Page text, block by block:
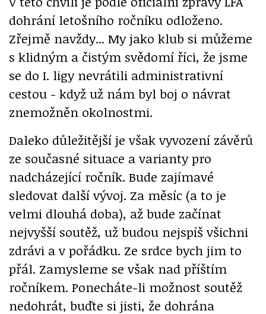
dohrání letošního ročníku odloženo.
Zřejmě navždy... My jako klub si můžeme
s klidným a čistým svědomí říci, že jsme
se do I. ligy nevrátili administrativní
cestou - když už nám byl boj o návrat
znemožněn okolnostmi.
Daleko důležitější je však vyvození závěrů
ze současné situace a varianty pro
nadcházející ročník. Bude zajímavé
sledovat další vývoj. Za měsíc (a to je
velmi dlouhá doba), až bude začínat
nejvyšší soutěž, už budou nejspíš všichni
zdrávi a v pořádku. Ze srdce bych jim to
přál. Zamysleme se však nad příštím
ročníkem. Ponecháte-li možnost soutěž
nedohrát, buďte si jisti, že dohrána